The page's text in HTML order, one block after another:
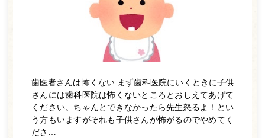
歯医者さんは怖くない まず歯科医院にいくときに子供
さんには歯科医院は怖くないところとおしえてあげて
ください。ちゃんとできなかったら先生怒るよ！とい
う方もいますがそれも子供さんが怖がるのでやめてく
ださ…